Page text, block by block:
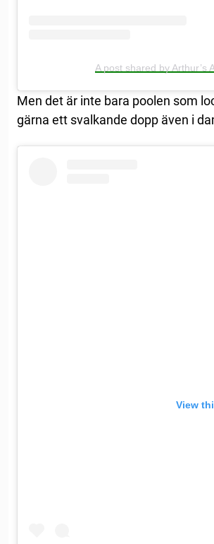
A post shared by Arthur’s
Men det är inte bara poolen som
gärna ett svalkande dopp även i
View